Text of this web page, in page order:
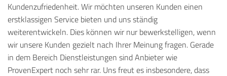
Kundenzufriedenheit. Wir möchten unseren Kunden einen
erstklassigen Service bieten und uns ständig
weiterentwickeln. Dies können wir nur bewerkstelligen, wenn
wir unsere Kunden gezielt nach Ihrer Meinung fragen. Gerade
in dem Bereich Dienstleistungen sind Anbieter wie
ProvenExpert noch sehr rar. Uns freut es insbesondere, dass